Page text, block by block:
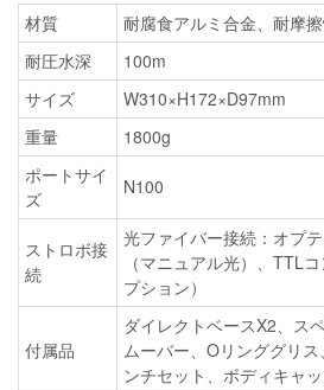
材質
耐腐食アルミ合金、耐摩
耐圧水深
100m
サイズ
W310×H172×D97mm
重量
1800g
ポートサイ
ズ
N100
ストロボ接
続
光ファイバー接続：オプ
（マニュアル光）、TTL
プション）
付属品
ダイレクトベースX2、ス
ムーバー、Oリンググリ
ンチセット、ボディキャ